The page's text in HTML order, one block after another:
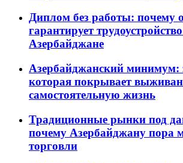
Диплом без работы: почему
гарантирует
Азербайджане
Азербайджанский минимум:
которая покрывает
самостоятельную жизнь
Традиционные рынки под
почему Азербайджану пора
торговли